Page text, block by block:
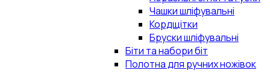
Чашки шліфувальні
Кордщітки
Бруски шліфувальні
Біти та набори біт
Полотна для ручних ножівок